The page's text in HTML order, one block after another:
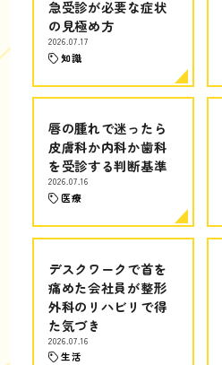
急受診が必要な症状
の見極め方
2026.07.17
知識
唇の腫れで迷ったら
皮膚科か内科か歯科
を受診する判断基準
2026.07.16
医療
デスクワークで首を
痛めた会社員が整形
外科のリハビリで得
た気づき
2026.07.16
生活